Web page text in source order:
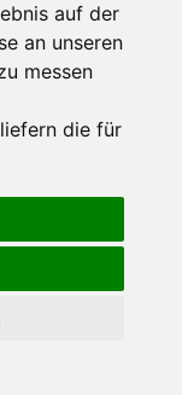
auf der
an unseren
messen
die für